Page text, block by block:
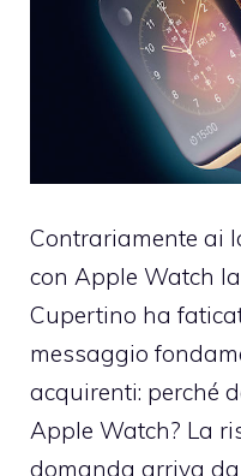
Contrariamente ai
con Apple Watch
Cupertino ha
messaggio
acquirenti: perché
Apple Watch? La
domanda arriva